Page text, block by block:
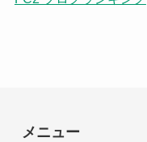
メニュー